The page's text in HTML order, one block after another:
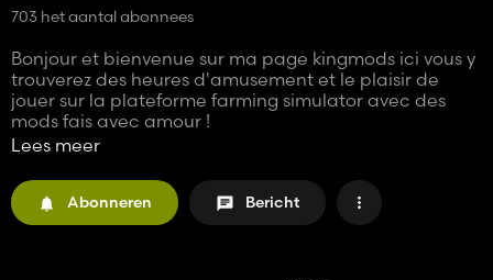
703 het aantal abonnees
Bonjour et bienvenue sur ma page kingmods ici vous y
trouverez des heures d'amusement et le plaisir de
jouer sur la plateforme farming simulator avec des
mods fais avec amour !
Lees meer
Abonneren Bericht